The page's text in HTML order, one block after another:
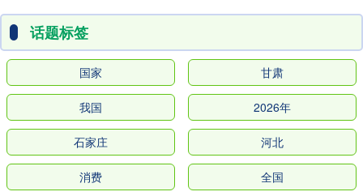
话题标签
国家 甘肃
我国 2026年
石家庄 河北
消费 全国